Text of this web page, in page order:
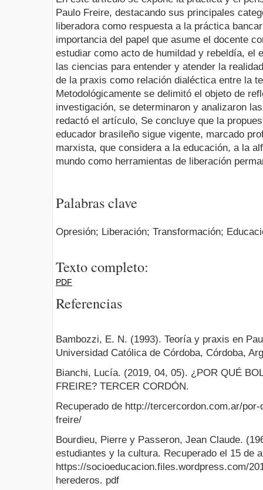
Paulo Freire, destacando sus principales
liberadora como respuesta a la práctica
importancia del papel que asume el docente
estudiar como acto de humildad y rebeldía, el
las ciencias para entender y atender la
de la praxis como relación dialéctica entre la
Metodológicamente se delimitó el objeto de
investigación, se determinaron y analizaron
redactó el artículo, Se concluye que la
educador brasileño sigue vigente, marcado
marxista, que considera a la educación, a la
mundo como herramientas de liberación
Palabras clave
Opresión; Liberación; Transformación;
Texto completo:
PDF
Referencias
Bambozzi, E. N. (1993). Teoría y praxis en
Universidad Católica de Córdoba, Córdoba,
Bianchi, Lucía. (2019, 04, 05). ¿POR QUÉ
FREIRE? TERCER CORDÓN.
Recuperado de http://tercercordon.com.ar/
freire/
Bourdieu, Pierre y Passeron, Jean Claude.
estudiantes y la cultura. Recuperado el 15 de
https://socioeducacion.files.wordpress.com/
herederos. pdf